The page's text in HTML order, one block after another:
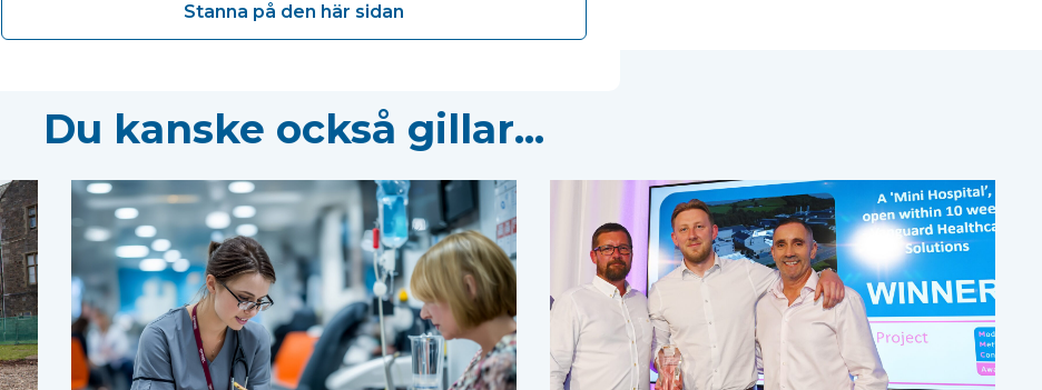
Du kanske också gillar...
Stanna på den här sidan